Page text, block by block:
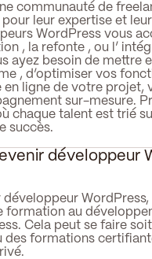
communauté de
leur expertise et
WordPress vous
, la refonte , ou l’
ayez besoin de mettre
, d’optimiser vos
en ligne de votre projet,
sur-mesure.
chaque talent est trié
succès.
développeur
développeur WordPress,
formation au
Cela peut se faire
formations